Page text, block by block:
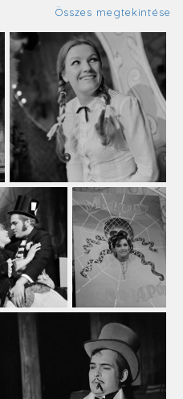
Összes megtekintése